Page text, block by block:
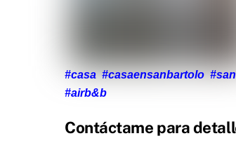
#casa #casaensanbartolo
#airb&b
Contáctame para